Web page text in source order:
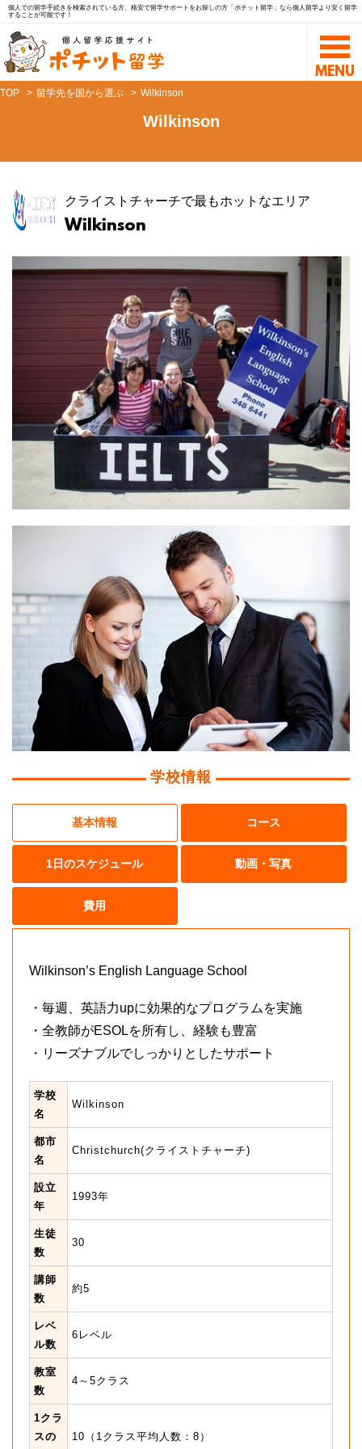
個人での留学手続きを検索されている方、格安で留学サポートをお探しの方「ポチット留学」なら個人留学より安く留学
することが可能です！
TOP 留学先を国から選ぶ Wilkinson
Wilkinson
クライストチャーチで最もホットなエリア
Wilkinson
学校情報
基本情報 コース
1日のスケジュール 動画・写真
費用
Wilkinson’s English Language School
・毎週、英語力upに効果的なプログラムを実施
・全教師がESOLを所有し、経験も豊富
・リーズナブルでしっかりとしたサポート
学校
名
Wilkinson
都市
名
Christchurch(クライストチャーチ)
設立
年
1993年
生徒
数
30
講師
数
約5
レベ
ル数
6レベル
教室
数
4～5クラス
1クラ
スの
10（1クラス平均人数：8）